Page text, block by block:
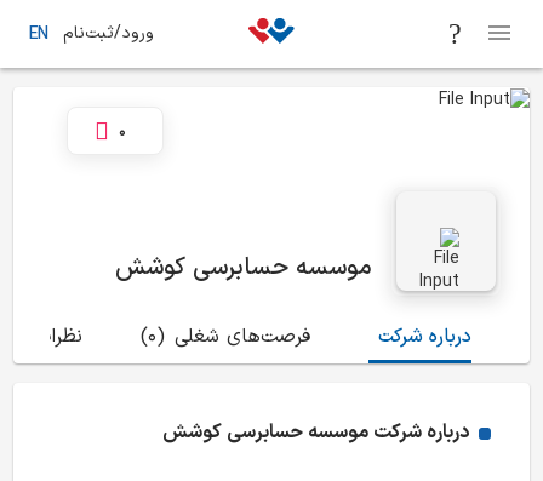
ورود/ثبت‌نام EN
موسسه حسابرسی کوشش
0
درباره شرکت (0) فرصت‌های شغلی نظرات
درباره شرکت موسسه حسابرسی کوشش